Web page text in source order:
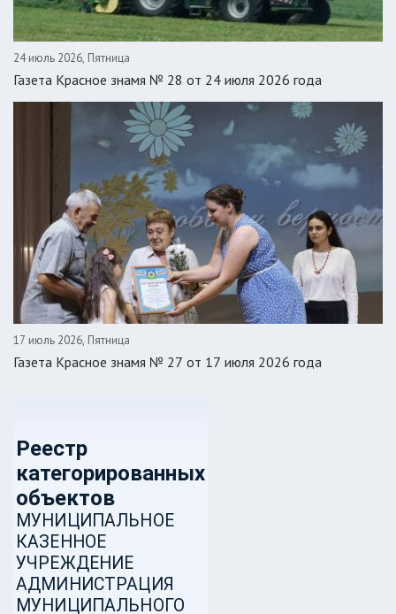
24 июль 2026, Пятница
Газета Красное знамя № 28 от 24 июля 2026 года
17 июль 2026, Пятница
Газета Красное знамя № 27 от 17 июля 2026 года